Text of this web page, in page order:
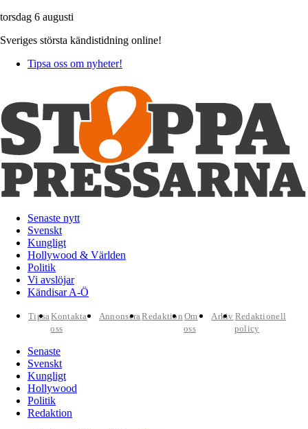
torsdag 6 augusti
Sveriges största kändistidning online!
Tipsa oss om nyheter!
Senaste nytt
Svenskt
Kungligt
Hollywood & Världen
Politik
Vi avslöjar
Kändisar A-Ö
TipsaKontakta
oss
AnnonseraRedaktion Om
oss
Arkiv Redaktionell
policy
Senaste
Svenskt
Kungligt
Hollywood
Politik
Redaktion